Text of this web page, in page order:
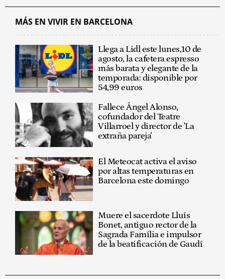
MÁS EN VIVIR EN BARCELONA
Llega a Lidl este lunes,10 de
agosto, la cafetera espresso
más barata y elegante de la
temporada: disponible por
54,99 euros
Fallece Ángel Alonso,
cofundador del Teatre
Villarroel y director de 'La
extraña pareja'
El Meteocat activa el aviso
por altas temperaturas en
Barcelona este domingo
Muere el sacerdote Lluís
Bonet, antiguo rector de la
Sagrada Família e impulsor
de la beatificación de Gaudí